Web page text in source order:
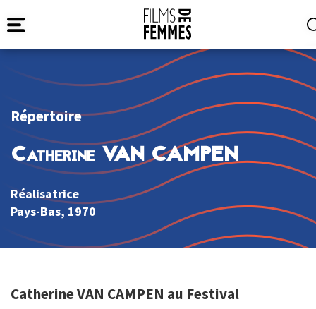
Répertoire
Catherine VAN CAMPEN
Réalisatrice
Pays-Bas, 1970
Catherine VAN CAMPEN au Festival